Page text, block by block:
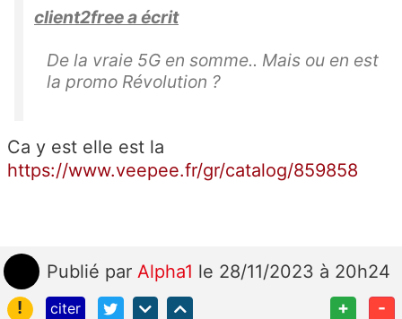
client2free a écrit
De la vraie 5G en somme.. Mais ou en est
la promo Révolution ?
Ca y est elle est la
https://www.veepee.fr/gr/catalog/859858
Publié par Alpha1 le 28/11/2023 à 20h24
!
citer + -